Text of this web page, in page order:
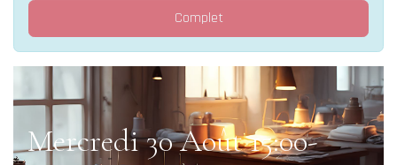
Complet
Mercredi 30 Août 15:00-